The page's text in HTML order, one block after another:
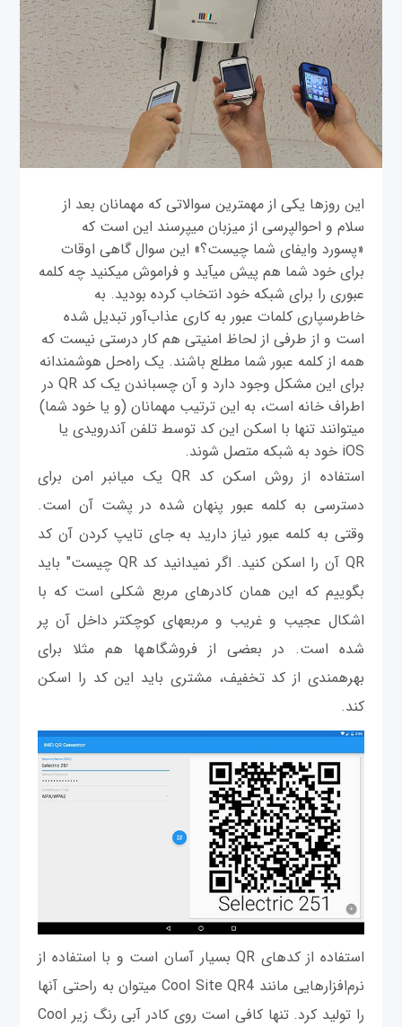
این روزها یکی از مهمترین سوالاتی که مهمانان بعد از
سلام و احوالپرسی از میزبان می‎پرسند این است که
«پسورد وای‎فای شما چیست؟» این سوال گاهی اوقات
برای خود شما هم پیش می‎آید و فراموش می‎کنید چه کلمه
عبوری را برای شبکه خود انتخاب کرده بودید. به
خاطرسپاری کلمات عبور به کاری عذاب‌آور تبدیل شده
است و از طرفی از لحاظ امنیتی هم کار درستی نیست که
همه از کلمه عبور شما مطلع باشند. یک راه‌حل هوشمندانه
برای این مشکل وجود دارد و آن چسباندن یک کد QR در
اطراف خانه است، به این ترتیب مهمانان (و یا خود شما)
می‎توانند تنها با اسکن این کد توسط تلفن آندرويدی یا
iOS خود به شبکه متصل شوند.
استفاده از روش اسکن کد QR یک میانبر امن برای
دسترسی به کلمه عبور پنهان شده در پشت آن است.
وقتی به کلمه عبور نیاز دارید به جای تایپ کردن آن کد
QR آن را اسکن کنید. اگر نمی‎دانید کد QR چیست" باید
بگوییم که این همان کادرهای مربع شکلی است که با
اشکال عجيب و غریب و مربع‎های کوچک‎تر داخل آن پر
شده است. در بعضی از فروشگاه‎ها هم مثلا برای
بهره‎مندی از کد تخفیف، مشتری باید این کد را اسکن
کند.
استفاده از کدهای QR بسیار آسان است و با استفاده از
نرم‌افزارهایی مانند Cool Site QR4 می‎توان به راحتی آنها
را توليد کرد. تنها کافی است روی کادر آبی رنگ زیر Cool